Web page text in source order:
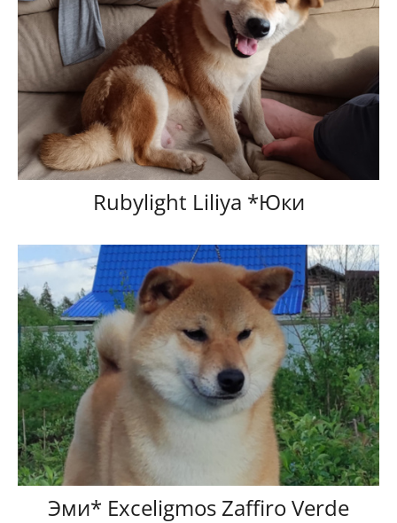
Rubylight Liliya *Юки
Эми* Exceligmos Zaffiro Verde